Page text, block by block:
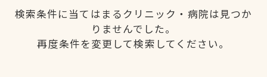
検索条件に当てはまるクリニック・病院は見つか
りませんでした。
再度条件を変更して検索してください。